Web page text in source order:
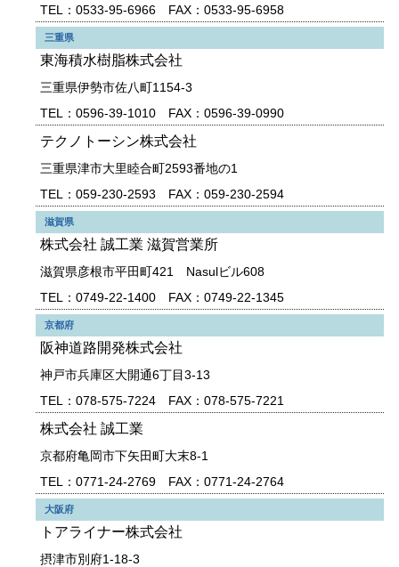
TEL：0533-95-6966 FAX：0533-95-6958
三重県
東海積水樹脂株式会社
三重県伊勢市佐八町1154-3
TEL：0596-39-1010 FAX：0596-39-0990
テクノトーシン株式会社
三重県津市大里睦合町2593番地の1
TEL：059-230-2593 FAX：059-230-2594
滋賀県
株式会社 誠工業 滋賀営業所
滋賀県彦根市平田町421 Nasulビル608
TEL：0749-22-1400 FAX：0749-22-1345
京都府
阪神道路開発株式会社
神戸市兵庫区大開通6丁目3-13
TEL：078-575-7224 FAX：078-575-7221
株式会社 誠工業
京都府亀岡市下矢田町大末8-1
TEL：0771-24-2769 FAX：0771-24-2764
大阪府
トアライナー株式会社
摂津市別府1-18-3